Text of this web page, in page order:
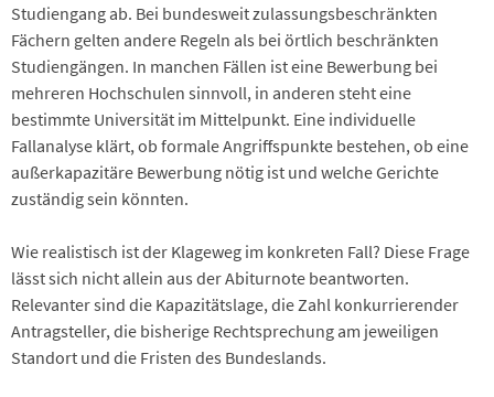
Studiengang ab. Bei bundesweit zulassungsbeschränkten
Fächern gelten andere Regeln als bei örtlich beschränkten
Studiengängen. In manchen Fällen ist eine Bewerbung bei
mehreren Hochschulen sinnvoll, in anderen steht eine
bestimmte Universität im Mittelpunkt. Eine individuelle
Fallanalyse klärt, ob formale Angriffspunkte bestehen, ob eine
außerkapazitäre Bewerbung nötig ist und welche Gerichte
zuständig sein könnten.
Wie realistisch ist der Klageweg im konkreten Fall? Diese Frage
lässt sich nicht allein aus der Abiturnote beantworten.
Relevanter sind die Kapazitätslage, die Zahl konkurrierender
Antragsteller, die bisherige Rechtsprechung am jeweiligen
Standort und die Fristen des Bundeslands.